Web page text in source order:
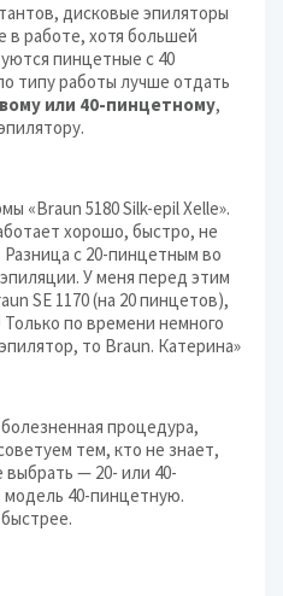
дисковые эпиляторы
в работе, хотя большей
пинцетные с 40
типу работы лучше отдать
или 40-пинцетному,
«Braun 5180 Silk-epil Xelle».
хорошо, быстро, не
с 20-пинцетным во
У меня перед этим
SE 1170 (на 20 пинцетов),
по времени немного
то Braun. Катерина»
процедура,
тем, кто не знает,
выбрать — 20- или 40-
40-пинцетную.